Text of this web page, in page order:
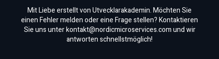
Mit Liebe erstellt von Utvecklarakademin. Möchten Sie
einen Fehler melden oder eine Frage stellen? Kontaktieren
Sie uns unterkontakt@nordicmicroservices.comund wir
antworten schnellstmöglich!